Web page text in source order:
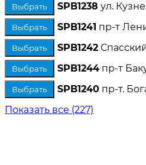
Выбрать SPB1238 ул.
Выбрать SPB1241 пр-т
Выбрать SPB1242
Выбрать SPB1244 пр-т
Выбрать SPB1240 пр-т.
Показать все (227)